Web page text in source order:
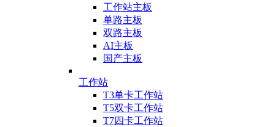
工作站主板
单路主板
双路主板
AI主板
国产主板
工作站
T3单卡工作站
T5双卡工作站
T7四卡工作站